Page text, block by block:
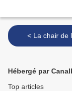
< La chair
Hébergé par
Top articles